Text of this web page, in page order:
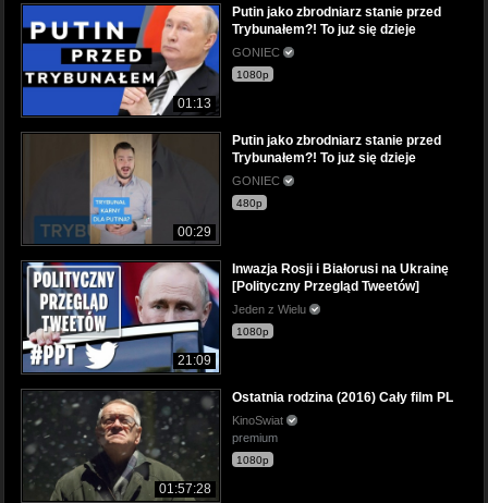
01:13
Putin jako zbrodniarz stanie przed
Trybunałem?! To już się dzieje
GONIEC
1080p
00:29
Putin jako zbrodniarz stanie przed
Trybunałem?! To już się dzieje
GONIEC
480p
21:09
Inwazja Rosji i Białorusi na Ukrainę
[Polityczny Przegląd Tweetów]
Jeden z Wielu
1080p
01:57:28
Ostatnia rodzina (2016) Cały film PL
KinoSwiat
premium
1080p